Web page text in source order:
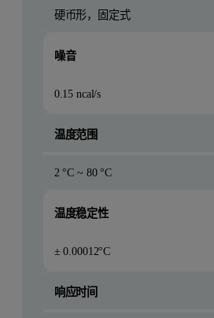
硬币形，固定式
噪音
0.15 ncal/s
温度范围
2 °C ~ 80 °C
温度稳定性
± 0.00012°C
响应时间